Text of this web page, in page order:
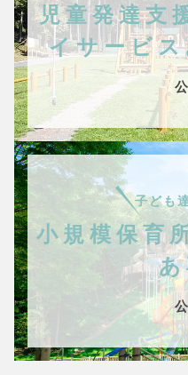
児童発達支
イサービ
子ども
小規模保育